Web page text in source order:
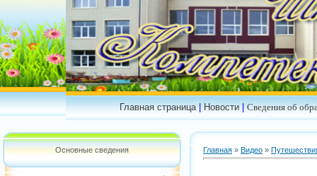
Главная страница|Новости|Сведения об
Основные сведения Главная » Видео »